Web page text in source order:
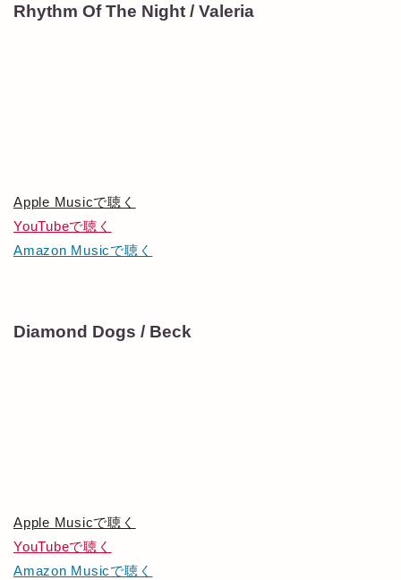
Rhythm Of The Night / Valeria
Apple Musicで聴く
YouTubeで聴く
Amazon Musicで聴く
Diamond Dogs / Beck
Apple Musicで聴く
YouTubeで聴く
Amazon Musicで聴く